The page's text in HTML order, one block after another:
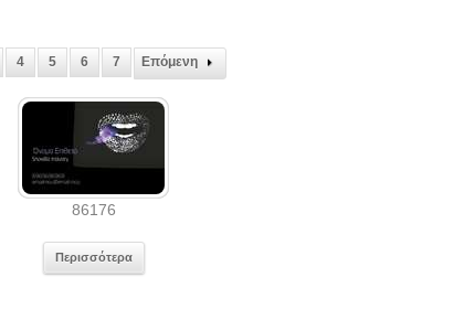
4 5 6 7 Επόμενη
86176
Περισσότερα